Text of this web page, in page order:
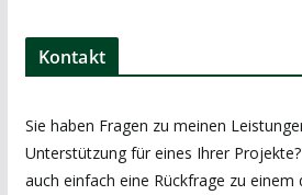
Kontakt
Sie haben Fragen zu meinen
Unterstützung für eines Ihrer
auch einfach eine Rückfrage zu